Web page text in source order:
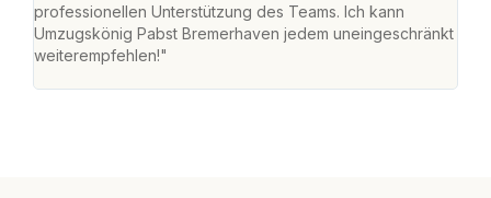
professionellen Unterstützung des Teams. Ich kann
Umzugskönig Pabst Bremerhaven jedem uneingeschränkt
weiterempfehlen!"